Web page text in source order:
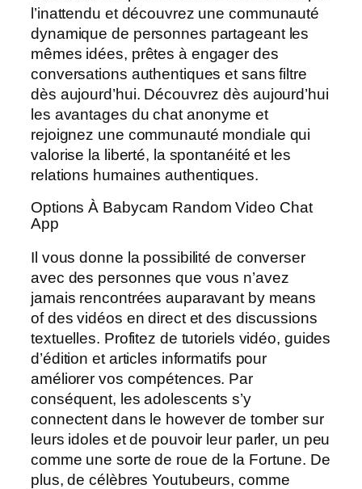
l’inattendu et découvrez une communauté
dynamique de personnes partageant les
mêmes idées, prêtes à engager des
conversations authentiques et sans filtre
dès aujourd’hui. Découvrez dès aujourd’hui
les avantages du chat anonyme et
rejoignez une communauté mondiale qui
valorise la liberté, la spontanéité et les
relations humaines authentiques.
Options À Babycam Random Video Chat
App
Il vous donne la possibilité de converser
avec des personnes que vous n’avez
jamais rencontrées auparavant by means
of des vidéos en direct et des discussions
textuelles. Profitez de tutoriels vidéo, guides
d’édition et articles informatifs pour
améliorer vos compétences. Par
conséquent, les adolescents s’y
connectent dans le however de tomber sur
leurs idoles et de pouvoir leur parler, un peu
comme une sorte de roue de la Fortune. De
plus, de célèbres Youtubeurs, comme